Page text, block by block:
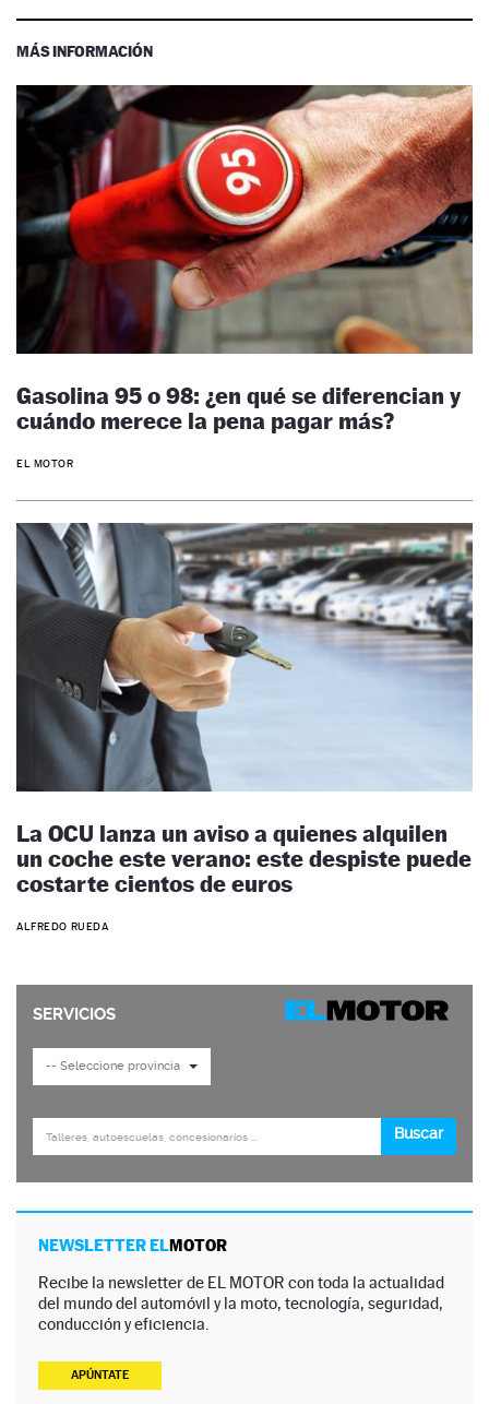
MÁS INFORMACIÓN
Gasolina 95 o 98: ¿en qué se diferencian y
cuándo merece la pena pagar más?
EL MOTOR
La OCU lanza un aviso a quienes alquilen
un coche este verano: este despiste puede
costarte cientos de euros
ALFREDO RUEDA
NEWSLETTER ELMOTOR
Recibe la newsletter de EL MOTOR con toda la actualidad
del mundo del automóvil y la moto, tecnología, seguridad,
conducción y eficiencia.
APÚNTATE